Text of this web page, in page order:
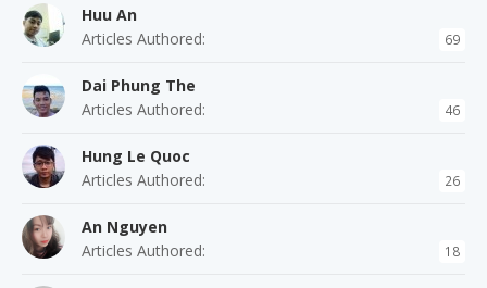
Huu An
Articles Authored:
69
Dai Phung The
Articles Authored:
46
Hung Le Quoc
Articles Authored:
26
An Nguyen
Articles Authored:
18